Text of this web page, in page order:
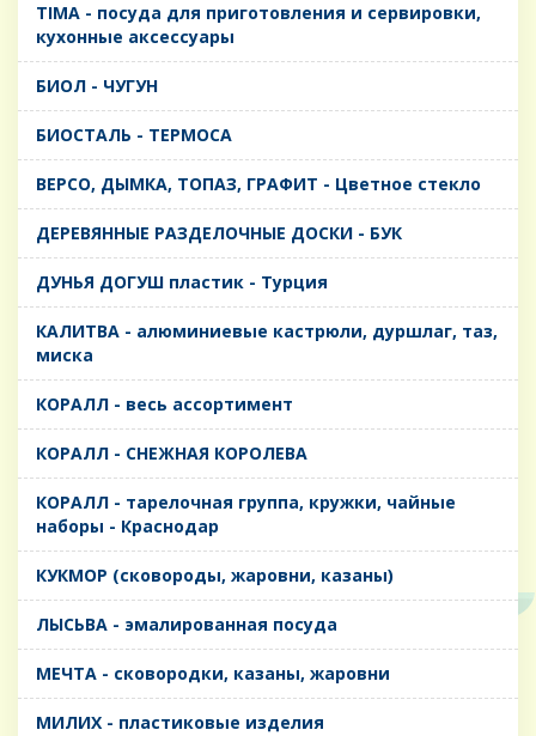
TIMA - посуда для приготовления и сервировки,
кухонные аксессуары
БИОЛ - ЧУГУН
БИОСТАЛЬ - ТЕРМОСА
ВЕРСО, ДЫМКА, ТОПАЗ, ГРАФИТ - Цветное стекло
ДЕРЕВЯННЫЕ РАЗДЕЛОЧНЫЕ ДОСКИ - БУК
ДУНЬЯ ДОГУШ пластик - Турция
КАЛИТВА - алюминиевые кастрюли, дуршлаг, таз,
миска
КОРАЛЛ - весь ассортимент
КОРАЛЛ - СНЕЖНАЯ КОРОЛЕВА
КОРАЛЛ - тарелочная группа, кружки, чайные
наборы - Краснодар
КУКМОР (сковороды, жаровни, казаны)
ЛЫСЬВА - эмалированная посуда
МЕЧТА - сковородки, казаны, жаровни
МИЛИХ - пластиковые изделия